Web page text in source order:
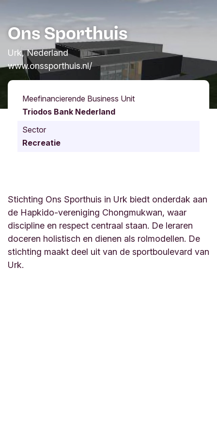
Ons Sporthuis
Urk, Nederland
www.onssporthuis.nl/
Meefinancierende Business Unit
Triodos Bank Nederland
Sector
Recreatie
Stichting Ons Sporthuis in Urk biedt onderdak aan
de Hapkido-vereniging Chongmukwan, waar
discipline en respect centraal staan. De leraren
doceren holistisch en dienen als rolmodellen. De
stichting maakt deel uit van de sportboulevard van
Urk.